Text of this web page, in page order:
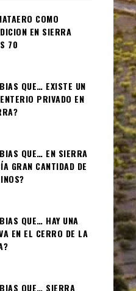
COMO
EN SIERRA
70
QUE… EXISTE UN
PRIVADO EN
QUE… EN SIERRA
GRAN CANTIDAD DE
QUE… HAY UNA
EN EL CERRO DE LA
QUE… SIERRA